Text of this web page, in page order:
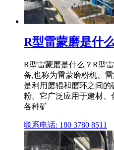
R型雷蒙磨是什
R型雷蒙磨是什么？R型
备,也称为雷蒙磨粉机、
是利用磨辊和磨环之间
粉。它广泛应用于建材
各种矿
联系电话: 180 3780 8511